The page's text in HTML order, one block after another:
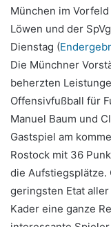
München im
Löwen und der
Dienstag (
Die Münchner
beherzten
Offensivfußball für
Manuel Baum und
Gastspiel am
Rostock mit 36
die Aufstiegsplätze.
geringsten Etat
Kader eine ganze